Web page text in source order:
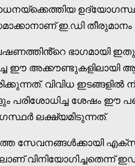
ഇ.ഡി തീരുമാനം
ഭാഗമായി
ഈ
വിവിധ
പരിശോധിച്ച ശേഷം ഈ
ലക്ഷ്യമിടുന്നത്.
സേവനങ്ങൾക്കായി
വിനിയോഗിച്ചതെന്ന്